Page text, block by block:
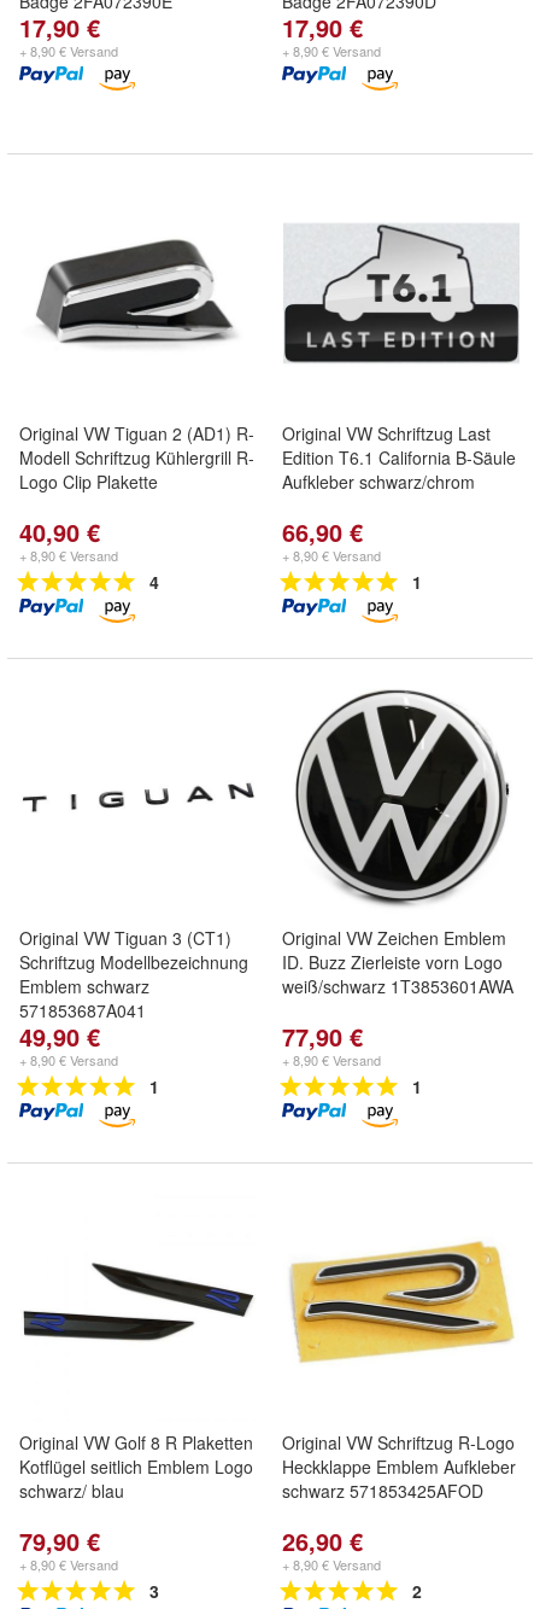
17,90 €
+ 8,90 € Versand
17,90 €
+ 8,90 € Versand
Original VW Tiguan 2 (AD1) R-
Modell Schriftzug Kühlergrill R-
Logo Clip Plakette
40,90 €
+ 8,90 € Versand
4
Original VW Schriftzug Last
Edition T6.1 California B-Säule
Aufkleber schwarz/chrom
66,90 €
+ 8,90 € Versand
1
Original VW Tiguan 3 (CT1)
Schriftzug Modellbezeichnung
Emblem schwarz
571853687A041
49,90 €
+ 8,90 € Versand
1
Original VW Zeichen Emblem
ID. Buzz Zierleiste vorn Logo
weiß/schwarz 1T3853601AWA
77,90 €
+ 8,90 € Versand
1
Original VW Golf 8 R Plaketten
Kotflügel seitlich Emblem Logo
schwarz/ blau
79,90 €
+ 8,90 € Versand
3
Original VW Schriftzug R-Logo
Heckklappe Emblem Aufkleber
schwarz 571853425AFOD
26,90 €
+ 8,90 € Versand
2